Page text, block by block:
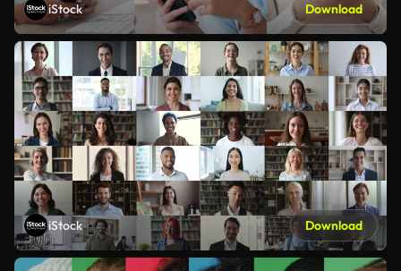
iStock Download
iStock Download